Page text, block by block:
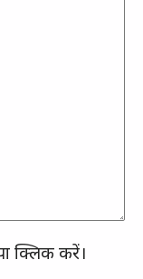
क्लिक करें।